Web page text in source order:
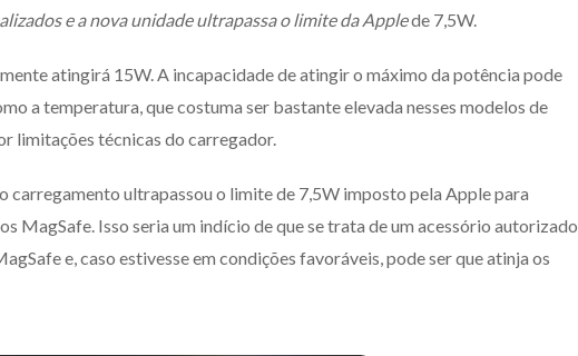
e a nova unidade ultrapassa o limite da Applede 7,5W.
atingirá 15W. A incapacidade de atingir o máximo da potência pode
a temperatura, que costuma ser bastante elevada nesses modelos de
limitações técnicas do carregador.
carregamento ultrapassou o limite de 7,5W imposto pela Apple para
MagSafe. Isso seria um indício de que se trata de um acessório autorizado
e, caso estivesse em condições favoráveis, pode ser que atinja os